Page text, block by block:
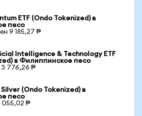
ETF (Ondo Tokenized) в
песо
9 185,27 ₱
Intelligence & Technology ETF
в Филиппинское песо
3 776,26 ₱
(Ondo Tokenized) в
песо
055,02 ₱